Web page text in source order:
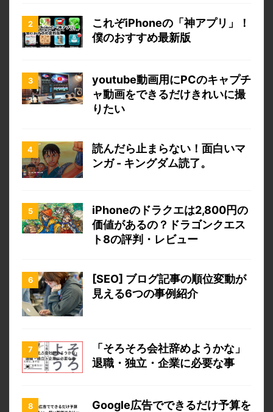
これぞiPhoneの「神アプリ」！
僕のおすすめ最新版
youtube動画用にPCのキャプチ
ャ動画をできるだけきれいに撮
りたい
読んだら止まらない！面白いマ
ンガ - キングダム読了。
iPhoneのドラクエは2,800円の
価値があるの？ドラゴンクエス
ト8の評判・レビュー
[SEO] ブログ記事の順位変動が
見える6つの事例紹介
「そろそろ会社辞めようかな」
退職・独立・企業に必要な事
Google広告でできるだけ予算を